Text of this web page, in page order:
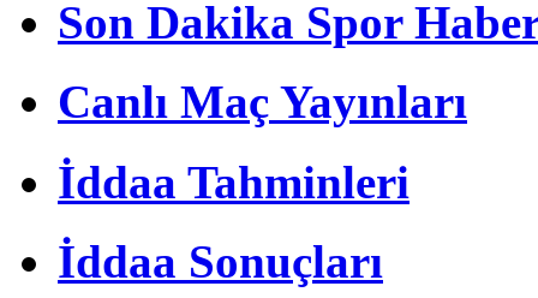
Son Dakika Spor
Canlı Maç Yayınları
İddaa Tahminleri
İddaa Sonuçları